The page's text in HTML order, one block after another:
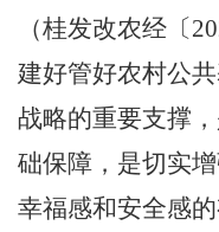
（桂发改农经〔
建好管好农村公
战略的重要支撑
础保障，是切实
幸福感和安全感